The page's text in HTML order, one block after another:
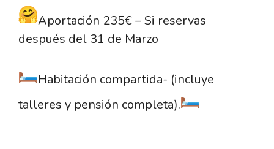
Aportación 235€ – Si reservas
después del 31 de Marzo
Habitación compartida- (incluye
talleres y pensión completa).